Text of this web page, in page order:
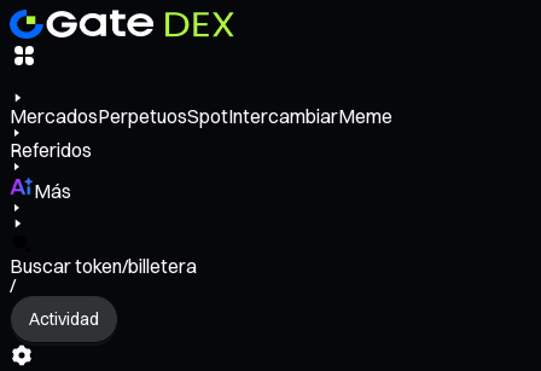
MercadosPerpetuosSpotIntercambiarMeme
Referidos
Más
Buscar token/billetera
/
Actividad